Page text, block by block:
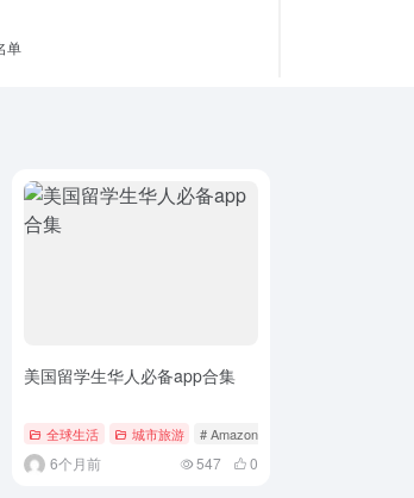
单
# APP推荐 # Canva
美国留学生华人必备app合集
全球生活 城市旅游 # Amazon
6个月前 547 0